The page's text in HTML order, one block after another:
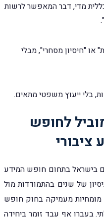
מדי, דבר המאפשר לרשות
או "חיסיון מסחרי", מבלי
בלי ייעוץ משפטי מתאים.
לחופש
ציבורי
בישראל בתחום חופש המידע
של שנים בהתמודדות מול
מומחיות מעמיקה בחוק חופש
בעברו אף עבד זומר ביחידה